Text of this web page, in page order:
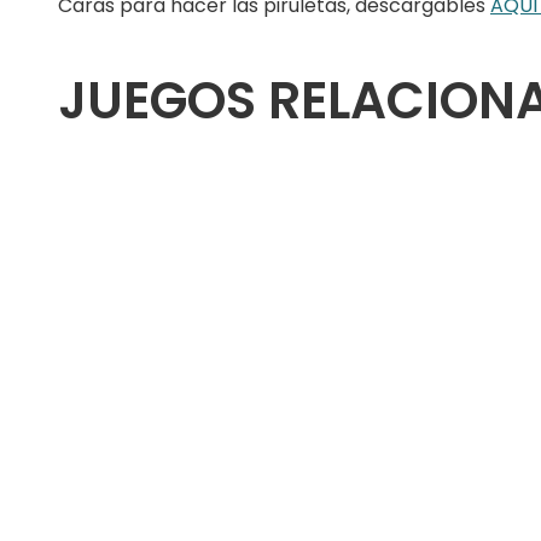
Caras para hacer las piruletas, descargables AQUÍ
JUEGOS